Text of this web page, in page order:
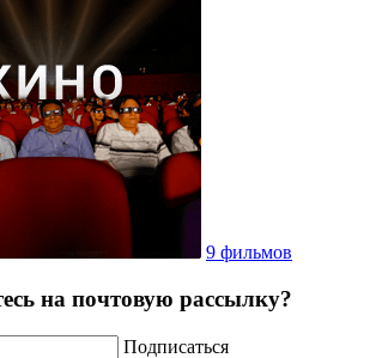
9 фильмов
на почтовую рассылку?
Подписаться